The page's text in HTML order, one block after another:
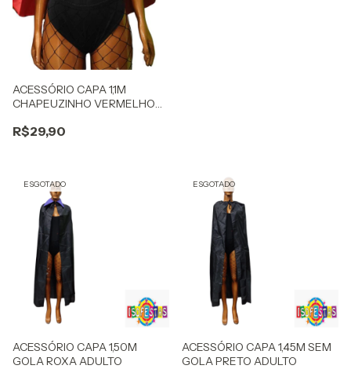
ACESSÓRIO CAPA 1,1M
CHAPEUZINHO VERMELHO
R$29,90
ESGOTADO
ACESSÓRIO CAPA 1,50M
GOLA ROXA ADULTO
ESGOTADO
ACESSÓRIO CAPA 1,45M SEM
GOLA PRETO ADULTO